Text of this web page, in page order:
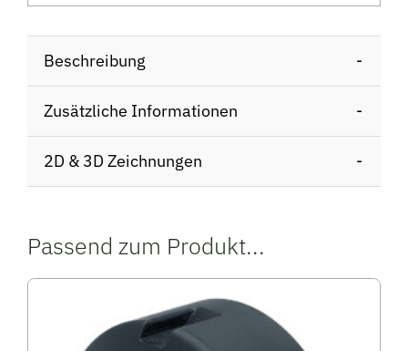
Beschreibung
Zusätzliche Informationen
2D & 3D Zeichnungen
Passend zum Produkt...